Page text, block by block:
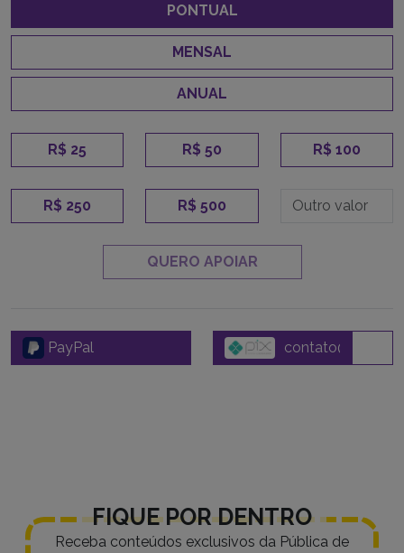
PONTUAL
MENSAL
ANUAL
R$ 25 R$ 50 R$ 100
R$ 250 R$ 500
QUERO APOIAR
PayPal
FIQUE POR DENTRO
Receba conteúdos exclusivos da Pública de